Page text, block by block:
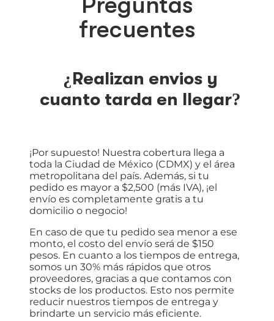
frecuentes
¿Realizan envios y
cuanto tarda en llegar?
¡Por supuesto! Nuestra cobertura llega a
toda la Ciudad de México (CDMX) y el área
metropolitana del país. Además, si tu
pedido es mayor a $2,500 (más IVA), ¡el
envío es completamente gratis a tu
domicilio o negocio!
En caso de que tu pedido sea menor a ese
monto, el costo del envío será de $150
pesos. En cuanto a los tiempos de entrega,
somos un 30% más rápidos que otros
proveedores, gracias a que contamos con
stocks de los productos. Esto nos permite
reducir nuestros tiempos de entrega y
brindarte un servicio más eficiente.